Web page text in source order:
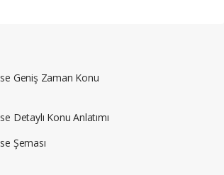
Geniş Zaman Konu
Detaylı Konu Anlatımı
Şeması